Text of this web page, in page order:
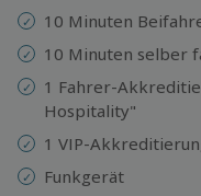
10 Minuten
10 Minuten selber
1 Fahrer-
Hospitality"
1 VIP-
Funkgerät